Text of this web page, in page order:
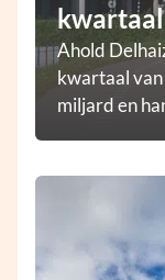
Ahold
kwartaal
miljard en